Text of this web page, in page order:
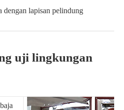
dengan lapisan pelindung
uji lingkungan